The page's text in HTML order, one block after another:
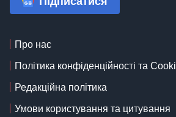
Про нас
Політика конфіденційності та
Редакційна політика
Умови користування та цитування